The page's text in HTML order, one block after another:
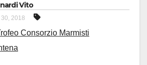
Vito
30, 2018
Consorzio Marmisti